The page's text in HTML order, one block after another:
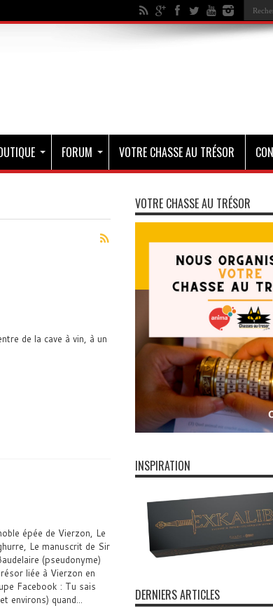
FORUM VOTRE CHASSE AU TRÉSOR
de la cave à vin, à un
épée de Vierzon, Le
Le manuscrit de Sir
(pseudonyme)
liée à Vierzon en
Facebook : Tu sais
environs) quand...
VOTRE CHASSE AU TRÉSOR
INSPIRATION
DERNIERS ARTICLES